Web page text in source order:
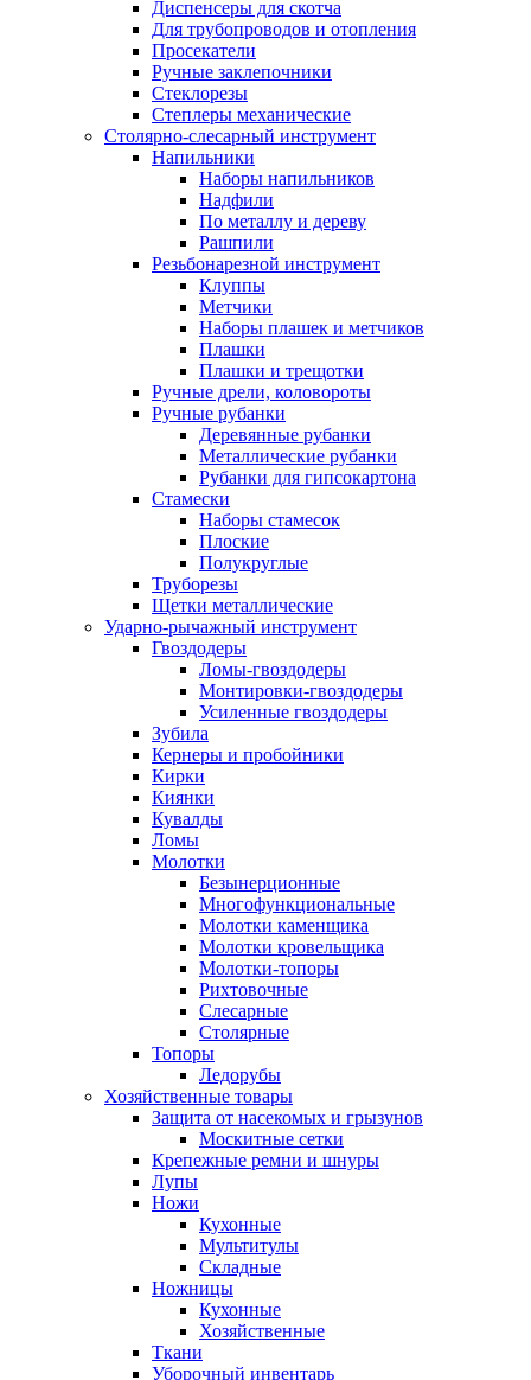
Диспенсеры для скотча
Для трубопроводов и отопления
Просекатели
Ручные заклепочники
Стеклорезы
Степлеры механические
Столярно-слесарный инструмент
Напильники
Наборы напильников
Надфили
По металлу и дереву
Рашпили
Резьбонарезной инструмент
Клуппы
Метчики
Наборы плашек и метчиков
Плашки
Плашки и трещотки
Ручные дрели, коловороты
Ручные рубанки
Деревянные рубанки
Металлические рубанки
Рубанки для гипсокартона
Стамески
Наборы стамесок
Плоские
Полукруглые
Труборезы
Щетки металлические
Ударно-рычажный инструмент
Гвоздодеры
Ломы-гвоздодеры
Монтировки-гвоздодеры
Усиленные гвоздодеры
Зубила
Кернеры и пробойники
Кирки
Киянки
Кувалды
Ломы
Молотки
Безынерционные
Многофункциональные
Молотки каменщика
Молотки кровельщика
Молотки-топоры
Рихтовочные
Слесарные
Столярные
Топоры
Ледорубы
Хозяйственные товары
Защита от насекомых и грызунов
Москитные сетки
Крепежные ремни и шнуры
Лупы
Ножи
Кухонные
Мультитулы
Складные
Ножницы
Кухонные
Хозяйственные
Ткани
Уборочный инвентарь